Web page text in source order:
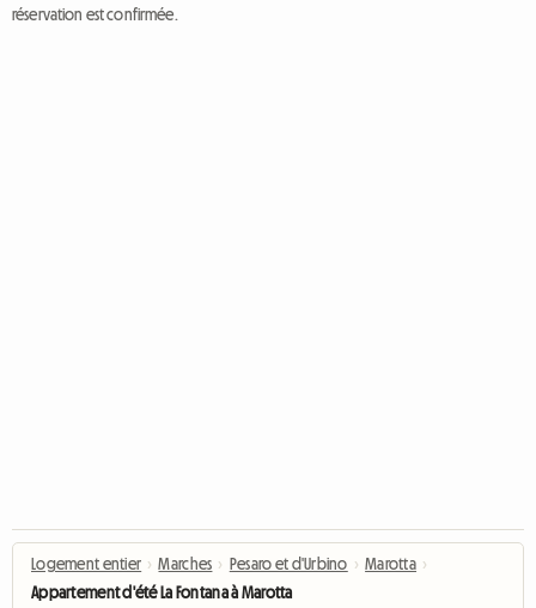
réservation est confirmée.
Logement entier › Marches › Pesaro et d'Urbino › Marotta ›
Appartement d'été La Fontana à Marotta